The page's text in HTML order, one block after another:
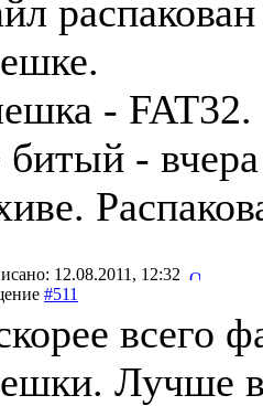
- FAT32.
- вчера
12.08.2011, 12:32
#511
всего
Лучше